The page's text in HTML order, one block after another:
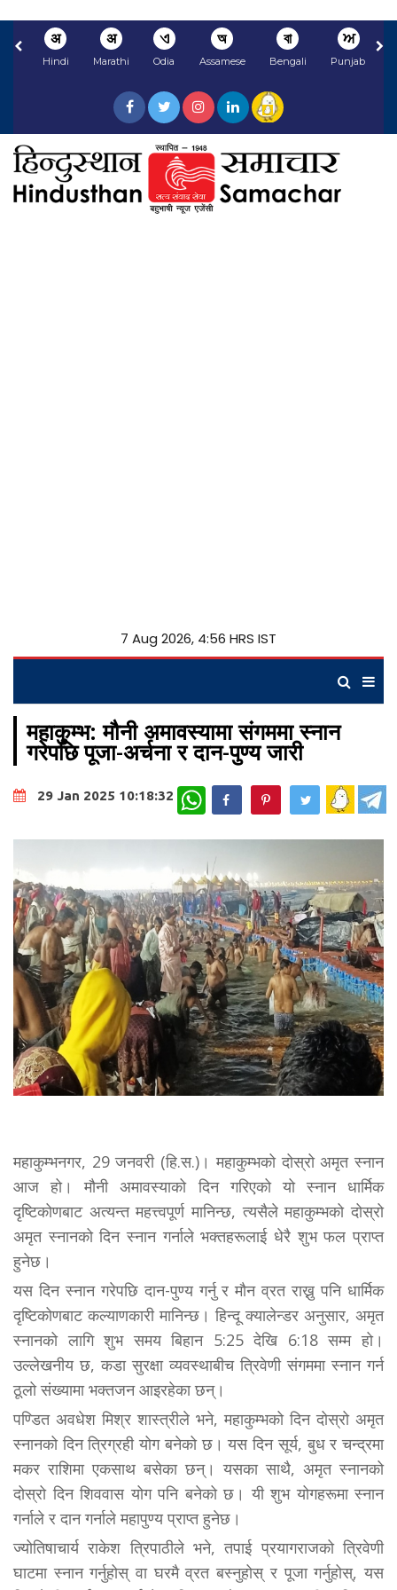
अ
Hindi
अ
Marathi
ଏ
Odia
অ
Assamese
বা
Bengali
ਅ
Punjabi
7 Aug 2026, 4:56 HRS IST
महाकुम्भ: मौनी अमावस्यामा संगममा स्नान
गरेपछि पूजा-अर्चना र दान-पुण्य जारी
29 Jan 2025 10:18:32 WhatsApp
महाकुम्भनगर, 29 जनवरी (हि.स.)। महाकुम्भको दोस्रो अमृत स्नान
आज हो। मौनी अमावस्याको दिन गरिएको यो स्नान धार्मिक
दृष्टिकोणबाट अत्यन्त महत्त्वपूर्ण मानिन्छ, त्यसैले महाकुम्भको दोस्रो
अमृत स्नानको दिन स्नान गर्नाले भक्तहरूलाई धेरै शुभ फल प्राप्त
हुनेछ।
यस दिन स्नान गरेपछि दान-पुण्य गर्नु र मौन व्रत राख्नु पनि धार्मिक
दृष्टिकोणबाट कल्याणकारी मानिन्छ। हिन्दू क्यालेन्डर अनुसार, अमृत
स्नानको लागि शुभ समय बिहान 5:25 देखि 6:18 सम्म हो।
उल्लेखनीय छ, कडा सुरक्षा व्यवस्थाबीच त्रिवेणी संगममा स्नान गर्न
ठूलो संख्यामा भक्तजन आइरहेका छन्।
पण्डित अवधेश मिश्र शास्त्रीले भने, महाकुम्भको दिन दोस्रो अमृत
स्नानको दिन त्रिग्रही योग बनेको छ। यस दिन सूर्य, बुध र चन्द्रमा
मकर राशिमा एकसाथ बसेका छन्। यसका साथै, अमृत स्नानको
दोस्रो दिन शिववास योग पनि बनेको छ। यी शुभ योगहरूमा स्नान
गर्नाले र दान गर्नाले महापुण्य प्राप्त हुनेछ।
ज्योतिषाचार्य राकेश त्रिपाठीले भने, तपाई प्रयागराजको त्रिवेणी
घाटमा स्नान गर्नुहोस् वा घरमै व्रत बस्नुहोस् र पूजा गर्नुहोस्, यस